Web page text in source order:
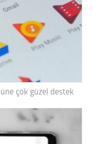
çok güzel destek